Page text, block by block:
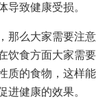
导致健康受损。
那么大家需要注意
饮食方面大家需要
质的食物，这样能
进健康的效果。